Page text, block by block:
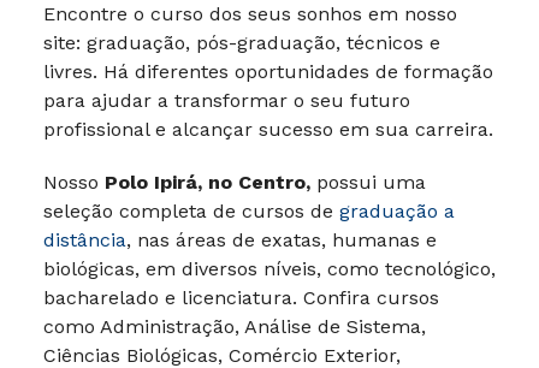
Encontre o curso dos seus sonhos em nosso
site: graduação, pós-graduação, técnicos e
livres. Há diferentes oportunidades de formação
para ajudar a transformar o seu futuro
profissional e alcançar sucesso em sua carreira.
Nosso Polo Ipirá, no Centro, possui uma
seleção completa de cursos de graduação a
distância, nas áreas de exatas, humanas e
biológicas, em diversos níveis, como tecnológico,
bacharelado e licenciatura. Confira cursos
como Administração, Análise de Sistema,
Ciências Biológicas, Comércio Exterior,